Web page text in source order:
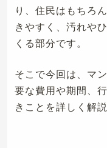
り、住民はもちろ
きやすく、汚れや
くる部分です。
そこで今回は、マ
要な費用や期間、
きことを詳しく解